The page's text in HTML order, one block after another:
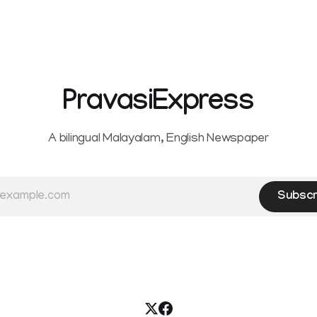
PravasiExpress
A bilingual Malayalam, English Newspaper